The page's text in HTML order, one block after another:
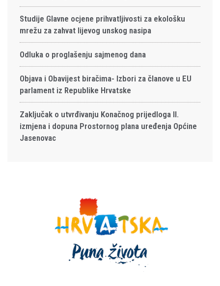
Studije Glavne ocjene prihvatljivosti za ekološku
mrežu za zahvat lijevog unskog nasipa
Odluka o proglašenju sajmenog dana
Objava i Obavijest biračima- Izbori za članove u EU
parlament iz Republike Hrvatske
Zaključak o utvrđivanju Konačnog prijedloga II.
izmjena i dopuna Prostornog plana uređenja Općine
Jasenovac